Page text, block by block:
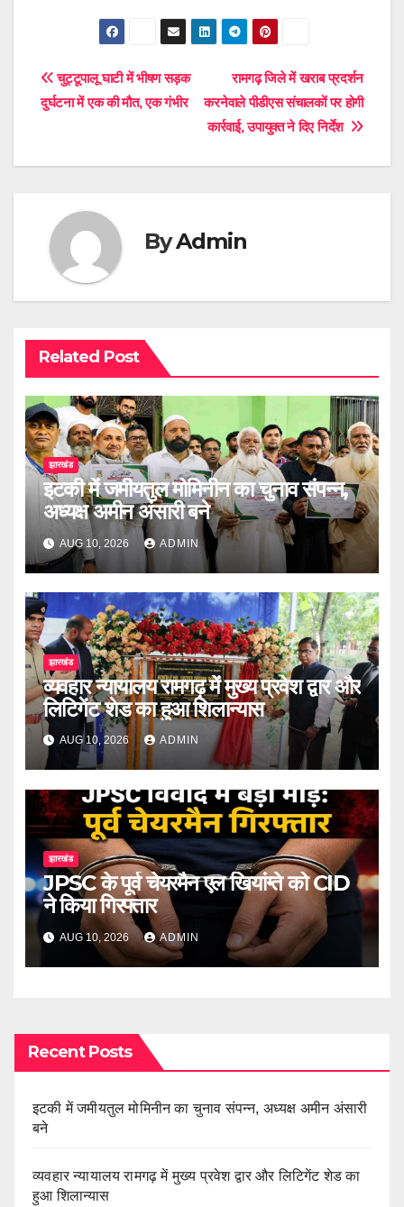
Post
navigation
रामगढ़ जिले में खराब प्रदर्शन
करनेवाले पीडीएस संचालकों पर होगी
कार्रवाई, उपायुक्त ने दिए निर्देश
चुट्टूपालू घाटी में भीषण सड़क
दुर्घटना में एक की मौत, एक गंभीर
ByAdmin
Related Post
झारखंड
इटकी में जमीयतुल मोमिनीन का चुनाव संपन्न,
अध्यक्ष अमीन अंसारी बने
AUG 10, 2026 ADMIN
झारखंड
व्यवहार न्यायालय रामगढ़ में मुख्य प्रवेश द्वार और
लिटिगेंट शेड का हुआ शिलान्यास
AUG 10, 2026 ADMIN
झारखंड
JPSC के पूर्व चेयरमैन एल खियांग्ते को CID
ने किया गिरफ्तार
AUG 10, 2026 ADMIN
Recent Posts
इटकी में जमीयतुल मोमिनीन का चुनाव संपन्न, अध्यक्ष अमीन अंसारी
बने
व्यवहार न्यायालय रामगढ़ में मुख्य प्रवेश द्वार और लिटिगेंट शेड का
हुआ शिलान्यास